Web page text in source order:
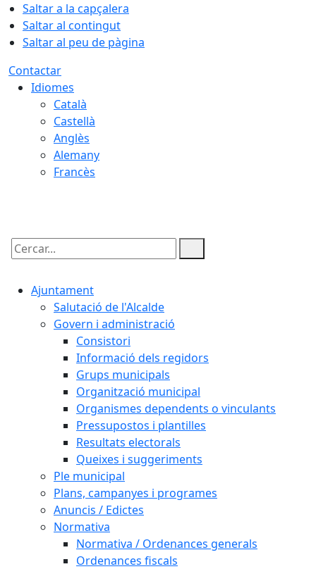
Saltar a la capçalera
Saltar al contingut
Saltar al peu de pàgina
Contactar
Idiomes
Català
Castellà
Anglès
Alemany
Francès
Cercar:
Ajuntament
Salutació de l'Alcalde
Govern i administració
Consistori
Informació dels regidors
Grups municipals
Organització municipal
Organismes dependents o vinculants
Pressupostos i plantilles
Resultats electorals
Queixes i suggeriments
Ple municipal
Plans, campanyes i programes
Anuncis / Edictes
Normativa
Normativa / Ordenances generals
Ordenances fiscals